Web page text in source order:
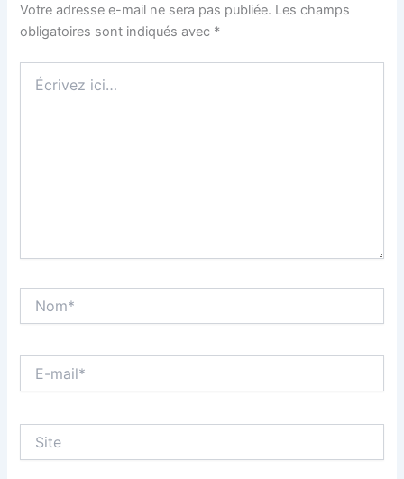
Votre adresse e-mail ne sera pas publiée. Les champs
obligatoires sont indiqués avec *
ici…
mail*